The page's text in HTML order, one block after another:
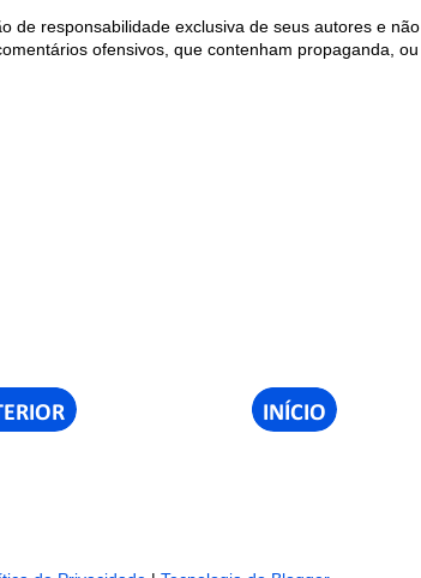
de responsabilidade exclusiva de seus autores e
ofensivos, que contenham propaganda,